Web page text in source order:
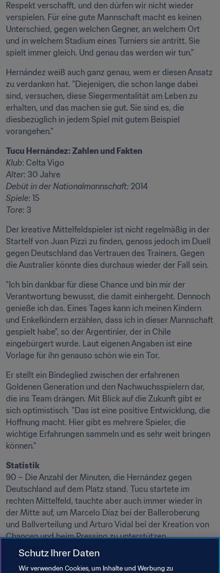
Respekt verschafft, und den dürfen wir nicht wieder
verspielen. Für eine gute Mannschaft macht es keinen
Unterschied, gegen welchen Gegner, an welchem Ort
und in welchem Stadium eines Turniers sie antritt. Sie
spielt immer gleich. Und genau das werden wir tun."
Hernández weiß auch ganz genau, wem er diesen Ansatz
zu verdanken hat. "Diejenigen, die schon lange dabei
sind, versuchen, diese Siegermentalität am Leben zu
erhalten, und das machen sie gut. Sie sind es, die
diesbezüglich in jedem Spiel mit gutem Beispiel
vorangehen."
Tucu Hernández: Zahlen und Fakten
Klub
Alter
Debüt in der Nationalmannschaft:
Spiele
Tore: 3
Der kreative Mittelfeldspieler ist nicht regelmäßig in der
Startelf von Juan Pizzi zu finden, genoss jedoch im Duell
gegen Deutschland das Vertrauen des Trainers. Gegen
die Australier könnte dies durchaus wieder der Fall sein.
"Ich bin dankbar für diese Chance und bin mir der
Verantwortung bewusst, die damit einhergeht. Dennoch
genieße ich das. Eines Tages kann ich meinen Kindern
und Enkelkindern erzählen, dass ich in dieser Mannschaft
gespielt habe", so der Argentinier, der in Chile
eingebürgert wurde. Laut eigenen Angaben ist eine
Vorlage für ihn genauso schön wie ein Tor.
Er stellt ein Bindeglied zwischen der erfahrenen
Goldenen Generation und den Nachwuchsspielern dar,
die ins Team drängen. Mit Blick auf die Zukunft gibt er
sich optimistisch. "Das ist eine positive Entwicklung, die
Hoffnung macht. Hier gibt es mehrere Spieler, die
wichtige Erfahrungen sammeln und es sehr weit bringen
können."
Statistik
90 – Die Anzahl der Minuten, die Hernández gegen
Deutschland auf dem Platz stand. Tucu startete im
rechten Mittelfeld, tauchte aber auch immer wieder in
der Mitte auf, um Marcelo Díaz bei der Balleroberung
und Ballverteilung und Arturo Vidal bei der Kreation von
Chancen und beim Pressing zu unterstützen.
185 Zentimeter ist der Mittelfeldspieler groß und damit
der zweitgrößte Spieler des Teams. Bei der Mannschaft
Schutz Ihrer Daten
Wir verwenden Cookies, um Inhalte und Werbung zu